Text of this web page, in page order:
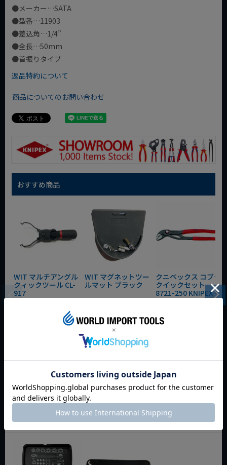
●メーカー…SATA
●型番…11903
●差込角…1/4”
●全長…50mm
●首振りタイプ
返品特約について
商品についてのお問い合わせ
おすすめ商品
WIT マルチアングル
クィックツール CL-
917
夏セール
カートに入れる
WIT マグネットツー
ルマット ブラック
動画あり 夏セール
定価 ¥ 0
¥3,465
カートに入れる
クニペックス コブラ
クイックセット
8721-250 KNIPEX
動画あり
カートに入れる
今週のおすすめアイテム